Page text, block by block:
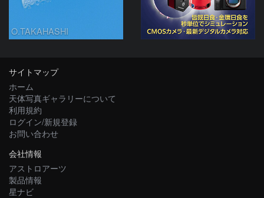
O.TAKAHASHI
サイトマップ
ホーム
天体写真ギャラリーについて
利用規約
ログイン/新規登録
お問い合わせ
会社情報
アストロアーツ
製品情報
星ナビ